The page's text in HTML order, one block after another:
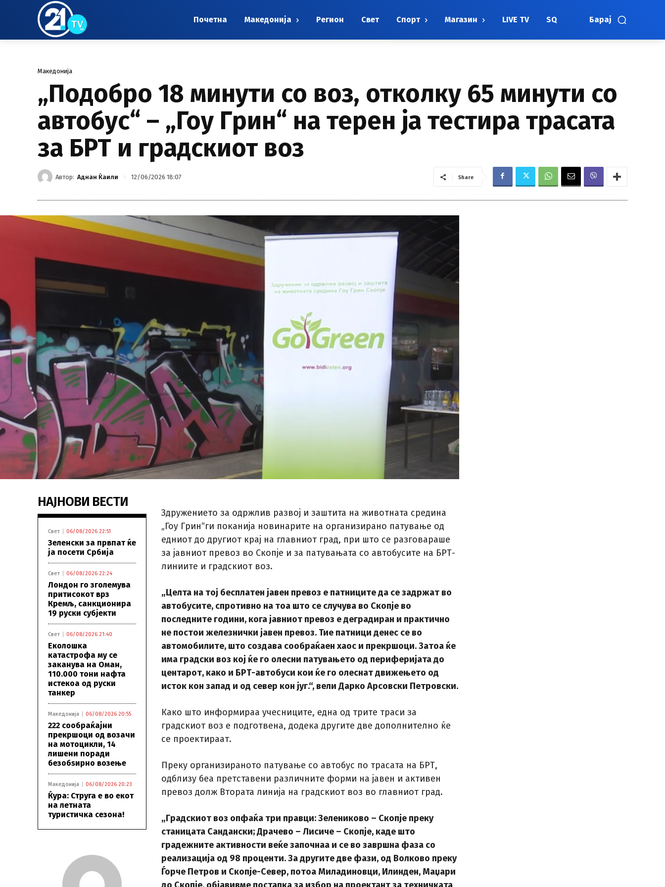
Барај
Почетна Македонија Регион Свет Спорт Магазин LIVE TV SQ
Македонија
„Подобро 18 минути со воз, отколку 65 минути со
автобус“ – „Гоу Грин“ на терен ја тестира трасата
за БРТ и градскиот воз
Автор: Аднан Ќаили 12/06/2026 18:07 Share
НАЈНОВИ ВЕСТИ
Свет 06/08/2026 22:51
Зеленски за првпат ќе
ја посети Србија
Свет 06/08/2026 22:24
Лондон го зголемува
притисокот врз
Кремљ, санкционира
19 руски субјекти
Свет 06/08/2026 21:40
Еколошка
катастрофа му се
заканува на Оман,
110.000 тони нафта
истекоа од руски
танкер
Македонија 06/08/2026 20:55
222 сообраќајни
прекршоци од возачи
на мотоцикли, 14
лишени поради
безобѕирно возење
Македонија 06/08/2026 20:23
Ќура: Струга е во екот
на летната
туристичка сезона!
Здружението за одржлив развој и заштита на животната средина
„Гоу Грин“ги поканија новинарите на организирано патување од
едниот до другиот крај на главниот град, при што се разговараше
за јавниот превоз во Скопје и за патувањата со автобусите на БРТ-
линиите и градскиот воз.
„Целта на тој бесплатен јавен превоз е патниците да се задржат во
автобусите, спротивно на тоа што се случува во Скопје во
последните години, кога јавниот превоз е деградиран и практично
не постои железнички јавен превоз. Тие патници денес се во
автомобилите, што создава сообраќаен хаос и прекршоци. Затоа ќе
има градски воз кој ќе го олесни патувањето од периферијата до
центарот, како и БРТ-автобуси кои ќе го олеснат движењето од
исток кон запад и од север кон југ.“, вели Дарко Арсовски Петровски.
Како што информираа учесниците, една од трите траси за
градскиот воз е подготвена, додека другите две дополнително ќе
се проектираат.
Преку организираното патување со автобус по трасата на БРТ,
одблизу беа претставени различните форми на јавен и активен
превоз долж Втората линија на градскиот воз во главниот град.
„Градскиот воз опфаќа три правци: Зелениково – Скопје преку
станицата Сандански; Драчево – Лисиче – Скопје, каде што
градежните активности веќе започнаа и се во завршна фаза со
реализација од 98 проценти. За другите две фази, од Волково преку
Ѓорче Петров и Скопје-Север, потоа Миладиновци, Илинден, Маџари